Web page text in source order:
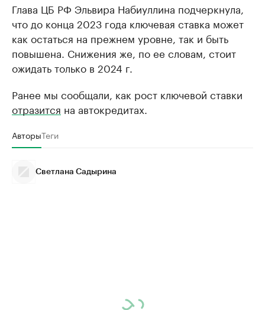
Глава ЦБ РФ Эльвира Набиуллина подчеркнула,
что до конца 2023 года ключевая ставка может
как остаться на прежнем уровне, так и быть
повышена. Снижения же, по ее словам, стоит
ожидать только в 2024 г.
Ранее мы сообщали, как рост ключевой ставки
отразится на автокредитах.
АвторыТеги
Светлана Садырина